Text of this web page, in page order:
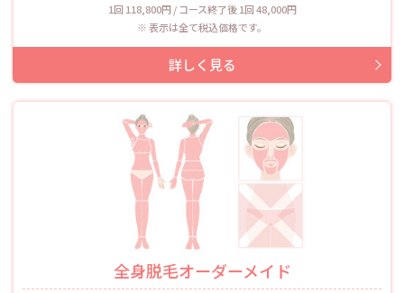
1回 118,800円 / コース終了後 1回 48,000円
表示は全て税込価格です。
全身脱毛オーダーメイド